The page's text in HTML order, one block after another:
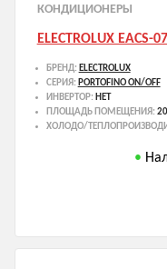
КОНДИЦИОНЕРЫ
ELECTROLUX EACS-
БРЕНД: ELECTROLUX
СЕРИЯ: PORTOFINO ON/OFF
ИНВЕРТОР: НЕТ
ПЛОЩАДЬ ПОМЕЩЕНИЯ:
ХОЛОДО/